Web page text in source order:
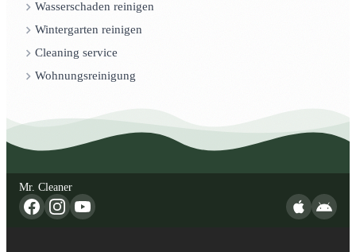
Wasserschaden reinigen
Wintergarten reinigen
Cleaning service
Wohnungsreinigung
Mr. Cleaner